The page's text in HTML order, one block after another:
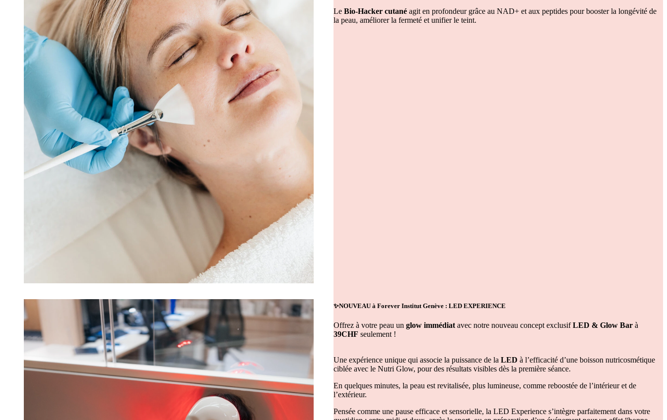
Le Bio-Hacker cutané agit en profondeur grâce au NAD+ et aux peptides pour booster la longévité de
la peau, améliorer la fermeté et unifier le teint.
✨NOUVEAU à Forever Institut Genève : LED EXPERIENCE
Offrez à votre peau un glow immédiat avec notre nouveau concept exclusifLED & Glow Bar à
39CHF seulement !
Une expérience unique qui associe la puissance de la LED à l’efficacité d’une boisson nutricosmétique
ciblée avec le Nutri Glow, pour des résultats visibles dès la première séance.
En quelques minutes, la peau est revitalisée, plus lumineuse, comme reboostée de l’intérieur et de
l’extérieur.
Pensée comme une pause efficace et sensorielle, la LED Experience s’intègre parfaitement dans votre